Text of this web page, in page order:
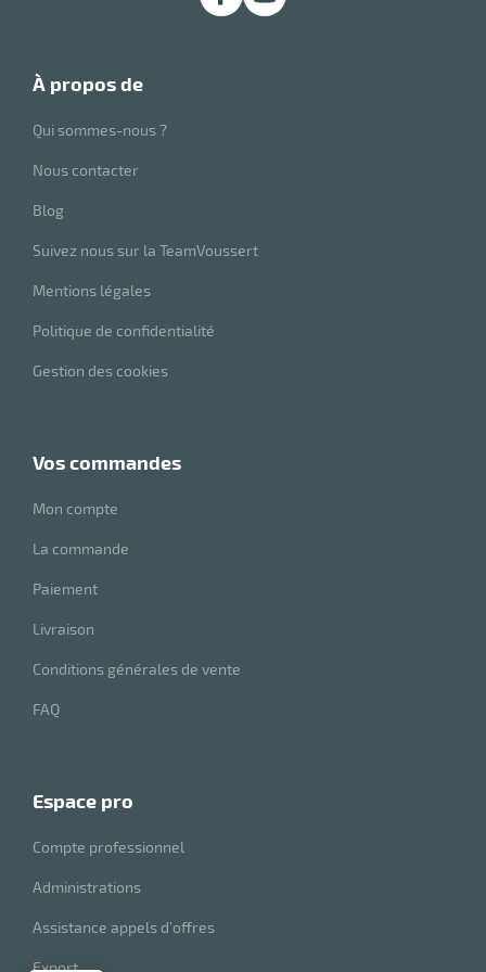
à propos de
Qui sommes-nous ?
Nous contacter
Blog
Suivez nous sur la TeamVoussert
Mentions légales
Politique de confidentialité
Gestion des cookies
vos commandes
Mon compte
La commande
Paiement
Livraison
Conditions générales de vente
FAQ
espace pro
Compte professionnel
Administrations
Assistance appels d’offres
Export